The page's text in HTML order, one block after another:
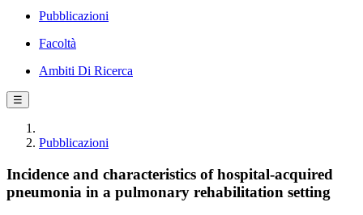
Pubblicazioni
Facoltà
Ambiti Di Ricerca
☰
Pubblicazioni
Incidence and characteristics of hospital-acquired
pneumonia in a pulmonary rehabilitation setting